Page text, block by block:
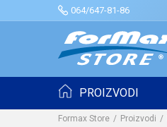
064/647-81-86
PROIZVODI
Formax Store Proizvodi